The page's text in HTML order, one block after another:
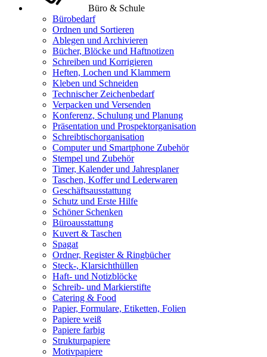
Büro & Schule
Bürobedarf
Ordnen und Sortieren
Ablegen und Archivieren
Bücher, Blöcke und Haftnotizen
Schreiben und Korrigieren
Heften, Lochen und Klammern
Kleben und Schneiden
Technischer Zeichenbedarf
Verpacken und Versenden
Konferenz, Schulung und Planung
Präsentation und Prospektorganisation
Schreibtischorganisation
Computer und Smartphone Zubehör
Stempel und Zubehör
Timer, Kalender und Jahresplaner
Taschen, Koffer und Lederwaren
Geschäftsausstattung
Schutz und Erste Hilfe
Schöner Schenken
Büroausstattung
Kuvert & Taschen
Spagat
Ordner, Register & Ringbücher
Steck-, Klarsichthüllen
Haft- und Notizblöcke
Schreib- und Markierstifte
Catering & Food
Papier, Formulare, Etiketten, Folien
Papiere weiß
Papiere farbig
Strukturpapiere
Motivpapiere